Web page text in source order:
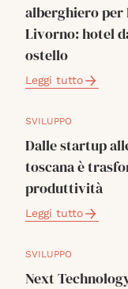
alberghiero per
Livorno: hotel
ostello
Leggi tutto
SVILUPPO
Dalle startup
toscana è
produttività
Leggi tutto
SVILUPPO
Next